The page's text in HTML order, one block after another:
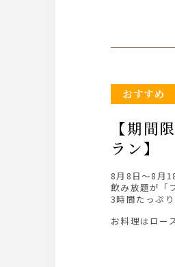
おすすめ
【期間限定お得プラン】プレミアム飲み放題3時間付き ローストポークがメインの 【RCプ
ラン】
8月8日～8月
飲み放題が「
3時間たっぷ
お料理はロー